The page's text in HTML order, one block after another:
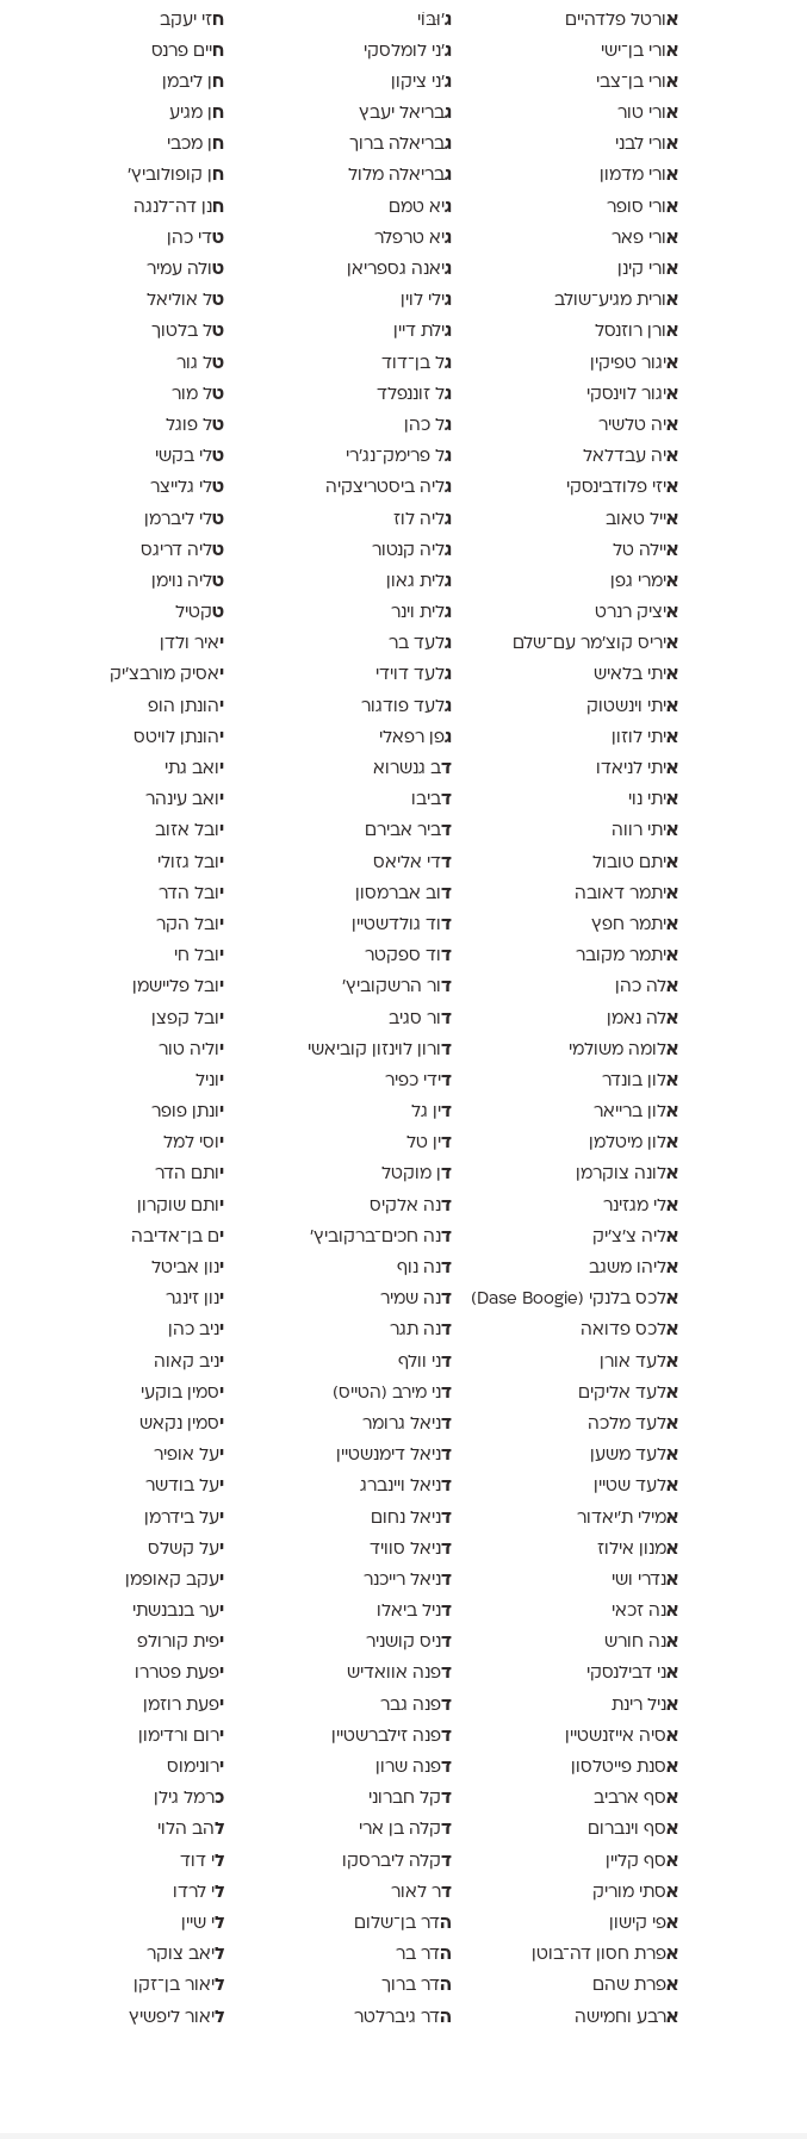
אורטל פלדהיים
אורי בן־ישי
אורי בן־צבי
אורי טור
אורי לבני
אורי מדמון
אורי סופר
אורי פאר
אורי קינן
אורית מגיע־שולב
אורן רוזנסל
איגור טפיקין
איגור לוינסקי
איה טלשיר
איה עבדלאל
איזי פלודבינסקי
אייל טאוב
איילה טל
אימרי גפן
איציק רנרט
איריס קוצ׳מר עם־שלם
איתי בלאיש
איתי וינשטוק
איתי לוזון
איתי לניאדו
איתי נוי
איתי רווה
איתם טובול
איתמר דאובה
איתמר חפץ
איתמר מקובר
אלה כהן
אלה נאמן
אלומה משולמי
אלון בונדר
אלון ברייאר
אלון מיטלמן
אלונה צוקרמן
אלי מגזינר
אליה צ׳צ׳יק
אליהו משגב
אלכס בלנקי (Dase Boogie)
אלכס פדואה
אלעד אורן
אלעד אליקים
אלעד מלכה
אלעד משען
אלעד שטיין
אמילי ת׳יאדור
אמנון אילוז
אנדרי ושי
אנה זכאי
אנה חורש
אני דבילנסקי
אניל רינת
אסיה אייזנשטיין
אסנת פייטלסון
אסף ארביב
אסף וינברום
אסף קליין
אסתי מוריק
אפי קישון
אפרת חסון דה־בוטן
אפרת שהם
ארבע וחמישה
ג'וּבּוֹי
ג׳ני לומלסקי
ג׳ני ציקון
גבריאל יעבץ
גבריאלה ברוך
גבריאלה מלול
גיא טמם
גיא טרפלר
גיאנה גספריאן
גילי לוין
גילת דיין
גל בן־דוד
גל זוננפלד
גל כהן
גל פרימק־נג׳רי
גליה ביסטריצקיה
גליה לוז
גליה קנטור
גלית גאון
גלית וינר
גלעד בר
גלעד דוידי
גלעד פודגור
גפן רפאלי
דב גנשרוא
דביבו
דביר אבירם
דדי אליאס
ד וב אברמסון
ד וד גולדשטיין
ד וד ספקטר
ד ור הרשקוביץ׳
ד ור סגיב
ד ורון לוינזון קוביאשי
דידי כפיר
דין גל
דין טל
ד ן מוקטל
דנה אלקיס
דנה חכים־ברקוביץ׳
דנה נוף
דנה שמיר
דנה תגר
דני וולף
דני מירב (הטייס)
דניאל גרומר
דניאל דימנשטיין
דניאל ויינברג
דניאל נחום
דניאל סוויד
דניאל רייכנר
דניל ביאלו
דניס קושניר
דפנה אוואדיש
דפנה גבר
דפנה זילברשטיין
דפנה שרון
דקל חברוני
דקלה בן ארי
דקלה ליברסקו
דר לאור
הדר בן־שלום
הדר בר
הדר ברוך
הדר גיברלטר
חזי יעקב
חיים פרנס
ח ן ליבמן
ח ן מגיע
ח ן מכבי
ח ן קופולוביץ'
חנן דה־לנגה
טדי כהן
טולה עמיר
טל אוליאל
טל בלטוך
טל גור
טל מור
טל פוגל
טלי בקשי
טלי גלייצר
טלי ליברמן
טליה דריגס
טליה נוימן
טקטיל
יאיר ולדן
יאסיק מורבצ'יק
יהונתן הופ
יהונתן לויטס
יואב גתי
יואב עינהר
יובל אזוב
יובל גזולי
יובל הדר
יובל הקר
יובל חי
יובל פליישמן
יובל קפצן
יוליה טור
יוניל
יונתן פופר
יוסי למל
יותם הדר
יותם שוקרון
ים בן־אדיבה
ינון אביטל
ינון זינגר
יניב כהן
יניב קאוה
יסמין בוקעי
יסמין נקאש
יעל אופיר
יעל בודשר
יעל בידרמן
יעל קשלס
יעקב קאופמן
יער בנבנשתי
יפית קורולפ
יפעת פטררו
יפעת רוזמן
ירום ורדימון
ירונימוס
כרמל גילן
להב הלוי
לי דוד
לי לרדו
לי שיין
ליאב צוקר
ליאור בן־זקן
ליאור ליפשיץ